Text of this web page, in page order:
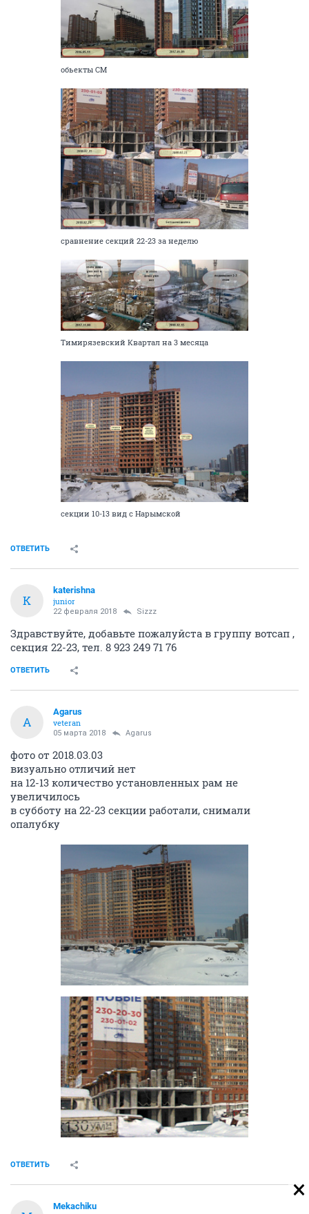
обьекты СМ
сравнение секций 22-23 за неделю
Тимирязевский Квартал на 3 месяца
секции 10-13 вид с Нарымской
ОТВЕТИТЬ
K
katerishna
junior
22 февраля 2018 Sizzz
Здравствуйте, добавьте пожалуйста в группу вотсап ,
секция 22-23, тел. 8 923 249 71 76
ОТВЕТИТЬ
A
Agarus
veteran
05 марта 2018 Agarus
фото от 2018.03.03
визуально отличий нет
на 12-13 количество установленных рам не
увеличилось
в субботу на 22-23 секции работали, снимали
опалубку
ОТВЕТИТЬ
Mekachiku